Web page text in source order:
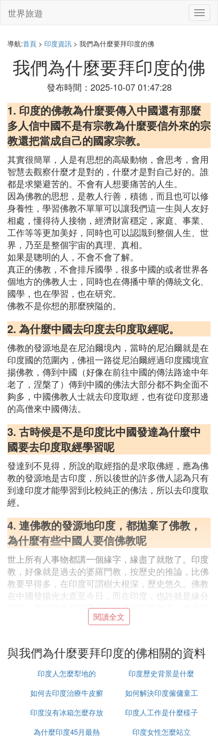
切
換
世界旅遊
導航:首頁 > 印度資訊 > 我們為什麼要拜印度的佛
我們為什麼要拜印度的佛
發布時間：2025-10-07 01:47:28
1. 印度的佛教為什麼要傳入中國還有那麼
多人信中國不是有宗教為什麼要信外來的宗
教還把當成自己的國家宗教。
其實很簡單，人是有思想的高級動物，會思考，會用
智慧去觀察什麼才是對的，什麼才是對自己好的。誰
都是求樂避苦的。不會有人想要痛苦的人生。
因為佛教的思想，是教人行善，積德，而且也可以修
身養性，學習佛教不單單可以讓我們這一生與人友好
相處，懂得待人接物，經濟財富穩定，家庭、事業、
工作等等更加美好，同時也可以認識到整個人生、世
界，乃至是整個宇宙的真理、真相。
如果是聰明的人，不會不會了解。
真正的佛教，不會排斥國學，很多中國的或者世界各
個地方的佛教人士，同時也在傳播中華的傳統文化、
國學，也在學習，也在研究。
佛教不是你想的那麼狹隘的。
2. 為什麼中國去印度去印度取經呢。
佛教的發源地是在尼泊爾境內，當時的尼泊爾就是在
印度國的范圍內，佛祖一路從尼泊爾經過印度國境宣
揚佛教，傳到中國（好像在前往中國的傳法路途中年
老了，涅槃了）傳到中國的佛法大部分都不夠全面不
夠多，中國佛教人士就去印度取經，也有從印度那邊
的高僧來中國傳法。
3. 古時候是不是印度比中國發達為什麼中
國要去印度取經學習呢
發達到不見得，所說的取經指的是求取佛經，應為佛
教的發源地是古印度，所以後世的許多僧人認為只有
到達印度才能學習到比較純正的佛法，所以去印度取
經。
4. 連佛教的發源地印度，都拋棄了佛教，
為什麼有些中國人要信佛教呢
世上所有人事物都講一個緣字，緣盡了就散了。印度
教，好像就是過去的婆羅門教，按歷史的推論，比佛
教要早得多，在印度可謂樹大根深，歷史悠久。佛教
在中國發揚光大直至今日，而在印度，也許就是緣分
沒了，所以絕大部分還是信原來的印度教了。您也可
以這么理解，當年釋迦牟尼創立佛教，不少東西也是
阿彌陀佛！一切皆不離因果因緣。世間萬法萬相都是
這樣，只要有生起，就會不滅失。任何一個地方，任
何一件事都是這樣的道理。印度當時的眾生有福報能
感招到佛陀的出世，能因佛法而受益，這來自因果因
緣。但這些也是生滅不斷的，不會恆久。
果因緣的道理。同樣也不是永久存在的。因緣聚合而
興，因緣散失而滅。一切都在生、住、異、滅的規律
閱讀全文
與我們為什麼要拜印度的佛相關的資料
印度人怎麼犁地的
印度歷史背景是什麼
如何去印度治療牛皮癬
如何解決印度僱傭童工
的問題
印度沒有冰箱怎麼存放
食物
印度人工作是什麼樣子
為什麼印度45月最熱
印度女性怎麼站立